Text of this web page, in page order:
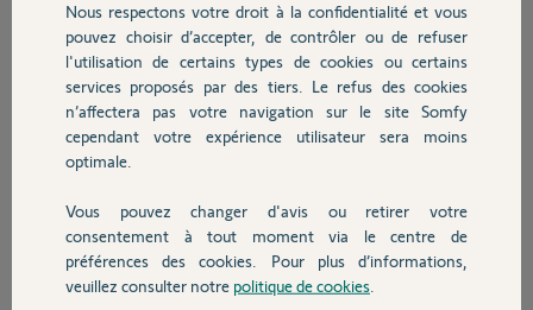
Chauffage
Autres produits
Devis avec un pro
Contact
de la box mais rien n'y fait, ça ne veut toujours pas se connecter... Je
pense que le problème vient d'un paramètre de la box, car j'ai réussi à
me connecter en partage de connexion mais forcément ce n'est pas
Quelqu'un aurait il une idée pour me dépanner svp ? Je sèche là..
Merci par avance et bonne journée
Louis R.
il y a presque 2 ans
Participer au fil de discussion
Nous respectons votre droit à la confidentialité et vous
pouvez choisir d’accepter, de contrôler ou de refuser
l'utilisation de certains types de cookies ou certains
services proposés par des tiers. Le refus des cookies
n’affectera pas votre navigation sur le site Somfy
cependant votre expérience utilisateur sera moins
optimale.
Vous pouvez changer d'avis ou retirer votre
consentement à tout moment via le centre de
préférences des cookies. Pour plus d’informations,
veuillez consulter notre politique de cookies